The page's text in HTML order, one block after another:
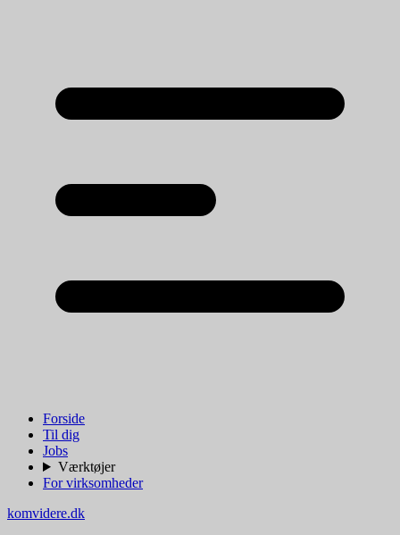
Forside
Til dig
Jobs
Værktøjer
For virksomheder
komvidere.dk